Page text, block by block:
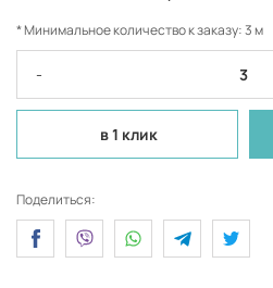
* Минимальное количество к заказу: 3 м
-
в 1 клик
Поделиться: